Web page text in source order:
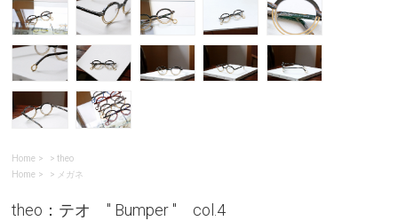
Home >theo
Home
> メガネ
theo：テオ " Bumper " col.4